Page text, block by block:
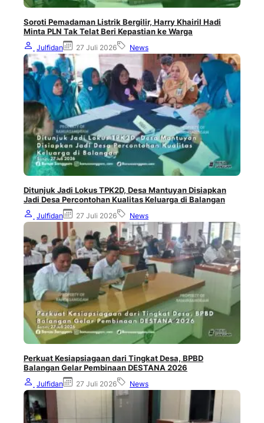
Soroti Pemadaman Listrik Bergilir, Harry Khairil Hadi
Minta PLN Tak Telat Beri Kepastian ke Warga
Julfidan 27 Juli 2026 News
Ditunjuk Jadi Lokus TPK2D, Desa Mantuyan Disiapkan
Jadi Desa Percontohan Kualitas Keluarga di Balangan
Julfidan 27 Juli 2026 News
Perkuat Kesiapsiagaan dari Tingkat Desa, BPBD
Balangan Gelar Pembinaan DESTANA 2026
Julfidan 27 Juli 2026 News